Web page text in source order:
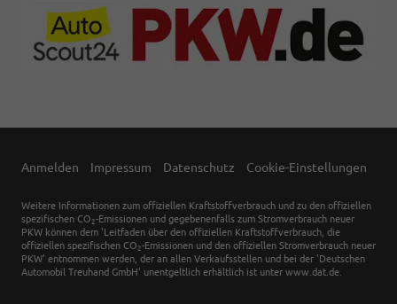
Anmelden Impressum Datenschutz Cookie-Einstellungen
Weitere Informationen zum offiziellen Kraftstoffverbrauch und zu den offiziellen
spezifischen CO 2-Emissionen und gegebenenfalls zum Stromverbrauch neuer
PKW können dem 'Leitfaden über den offiziellen Kraftstoffverbrauch, die
offiziellen spezifischen CO 2-Emissionen und den offiziellen Stromverbrauch neuer
PKW' entnommen werden, der an allen Verkaufsstellen und bei der 'Deutschen
Automobil Treuhand GmbH' unentgeltlich erhältlich ist unter www.dat.de.